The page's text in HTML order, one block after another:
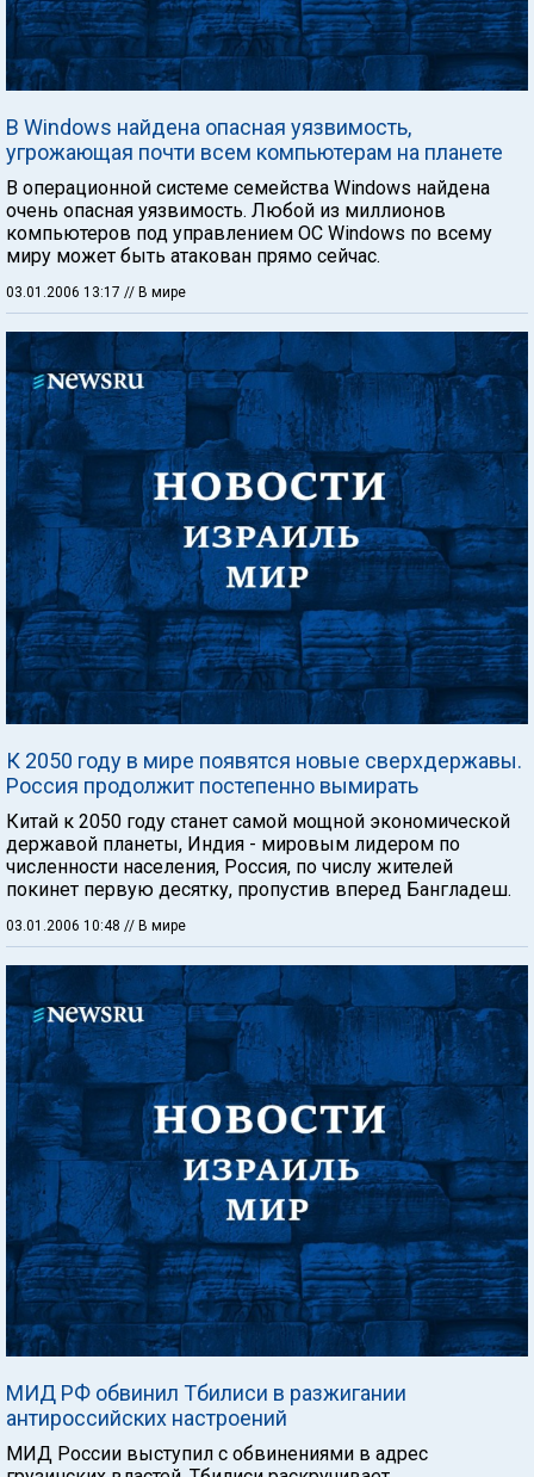
В Windows найдена опасная уязвимость,
угрожающая почти всем компьютерам на планете
В операционной системе семейства Windows найдена
очень опасная уязвимость. Любой из миллионов
компьютеров под управлением ОС Windows по всему
миру может быть атакован прямо сейчас.
03.01.2006 13:17 // В мире
К 2050 году в мире появятся новые сверхдержавы.
Россия продолжит постепенно вымирать
Китай к 2050 году станет самой мощной экономической
державой планеты, Индия - мировым лидером по
численности населения, Россия, по числу жителей
покинет первую десятку, пропустив вперед Бангладеш.
03.01.2006 10:48 // В мире
МИД РФ обвинил Тбилиси в разжигании
антироссийских настроений
МИД России выступил с обвинениями в адрес